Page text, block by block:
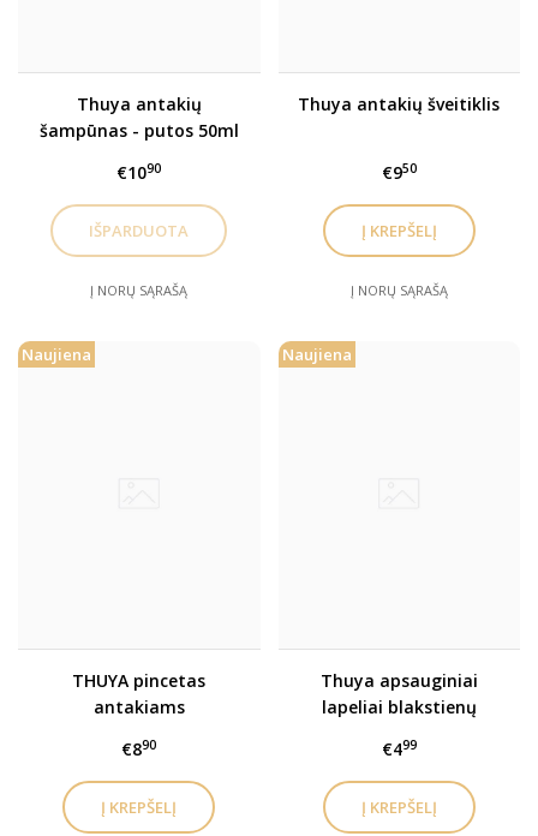
Thuya antakių
šampūnas - putos 50ml
€1090
Į NORŲ SĄRAŠĄ
Thuya antakių šveitiklis
€950
Į NORŲ SĄRAŠĄ
Naujiena
THUYA pincetas
antakiams
€890
Naujiena
Thuya apsauginiai
lapeliai blakstienų
€499